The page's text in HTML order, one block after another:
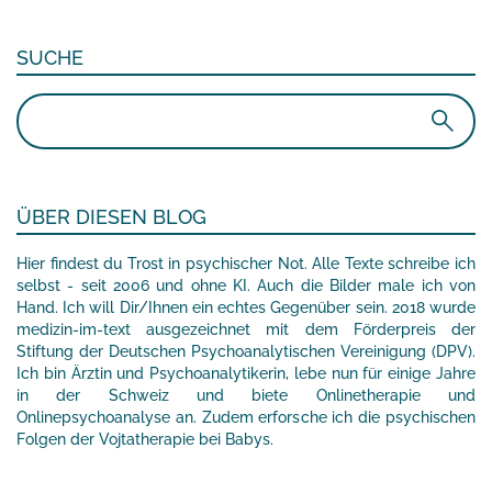
SUCHE
Suchen
nach:
ÜBER DIESEN BLOG
Hier findest du Trost in psychischer Not. Alle Texte schreibe ich
selbst - seit 2006 und ohne KI. Auch die Bilder male ich von
Hand. Ich will Dir/Ihnen ein echtes Gegenüber sein. 2018 wurde
medizin-im-text ausgezeichnet mit dem Förderpreis der
Stiftung der Deutschen Psychoanalytischen Vereinigung (DPV).
Ich bin Ärztin und Psychoanalytikerin, lebe nun für einige Jahre
in der Schweiz und biete Onlinetherapie und
Onlinepsychoanalyse an. Zudem erforsche ich die psychischen
Folgen der Vojtatherapie bei Babys.